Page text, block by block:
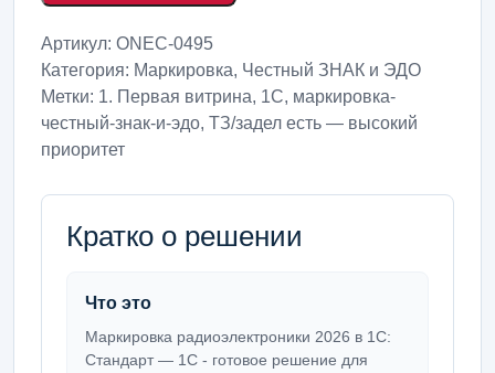
Артикул: ONEC-0495
Категория: Маркировка, Честный ЗНАК и ЭДО
Метки: 1. Первая витрина, 1С, маркировка-
честный-знак-и-эдо, ТЗ/задел есть — высокий
приоритет
Кратко о решении
Что это
Маркировка радиоэлектроники 2026 в 1С:
Стандарт — 1С - готовое решение для